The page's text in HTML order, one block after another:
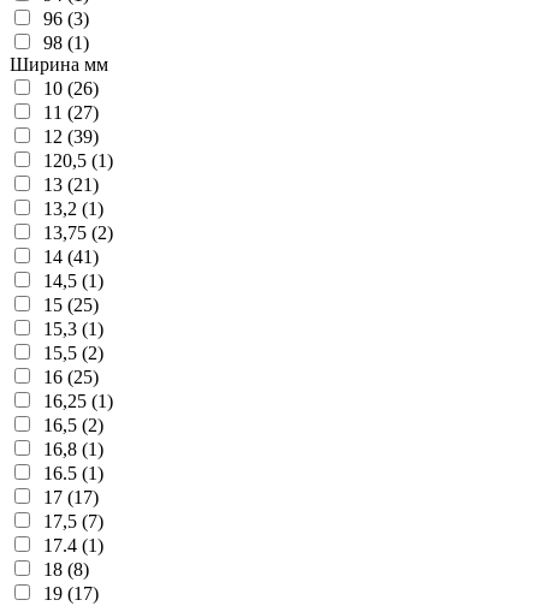
96 (3)
98 (1)
Ширина мм
10 (26)
11 (27)
12 (39)
120,5 (1)
13 (21)
13,2 (1)
13,75 (2)
14 (41)
14,5 (1)
15 (25)
15,3 (1)
15,5 (2)
16 (25)
16,25 (1)
16,5 (2)
16,8 (1)
16.5 (1)
17 (17)
17,5 (7)
17.4 (1)
18 (8)
19 (17)